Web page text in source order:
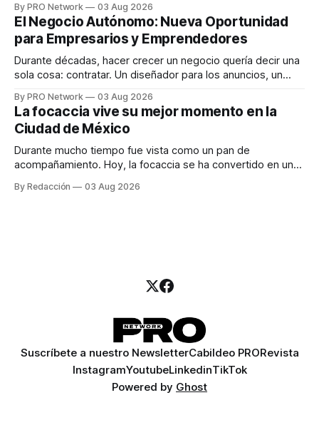
INTERIUS, el problema suele estar en otro lugar. Durante
una entrevista para el podcast SER PRO, el especialista en
marketing digital explicó que
By PRO Network 03 Aug 2026
El Negocio Autónomo: Nueva Oportunidad
para Empresarios y Emprendedores
Durante décadas, hacer crecer un negocio quería decir una
sola cosa: contratar. Un diseñador para los anuncios, un
para los textos, alguien que supiera de publicidad digital
para encontrar prospectos, un vendedor para atender
llamadas y mensajes, y —con suerte— una persona
By PRO Network 03 Aug 2026
La focaccia vive su mejor momento en la
Ciudad de México
Durante mucho tiempo fue vista como un pan de
acompañamiento. Hoy, la focaccia se ha convertido en uno
artesanal, ingredientes de calidad y experiencias que
By Redacción 03 Aug 2026
Suscríbete a nuestro NewsletterCabildeo PRORevista
InstagramYoutubeLinkedinTikTok
Powered by Ghost